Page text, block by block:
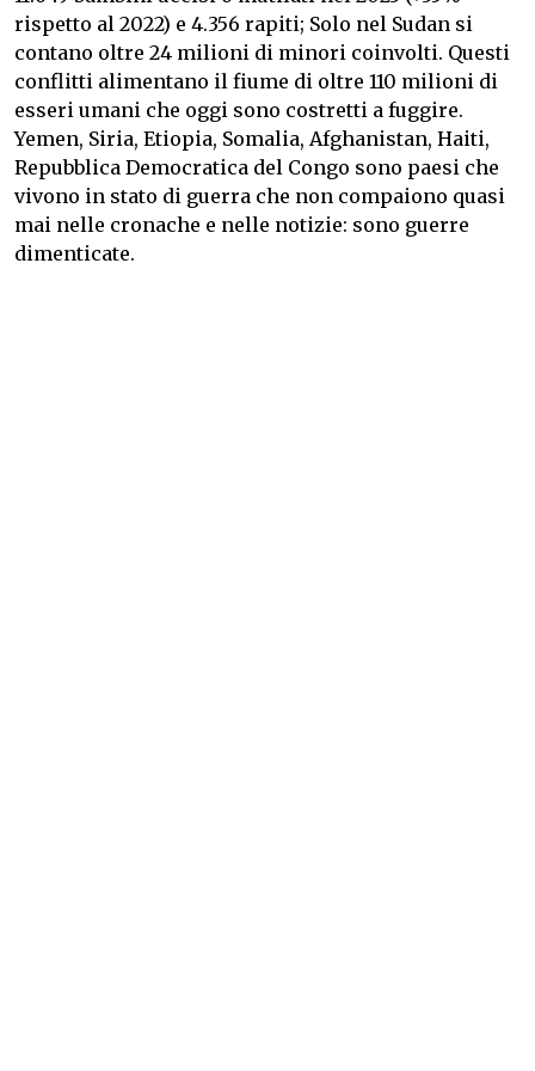
rispetto al 2022) e 4.356 rapiti; Solo nel Sudan si
contano oltre 24 milioni di minori coinvolti. Questi
conflitti alimentano il fiume di oltre 110 milioni di
esseri umani che oggi sono costretti a fuggire.
Yemen, Siria, Etiopia, Somalia, Afghanistan, Haiti,
Repubblica Democratica del Congo sono paesi che
vivono in stato di guerra che non compaiono quasi
mai nelle cronache e nelle notizie: sono guerre
dimenticate.